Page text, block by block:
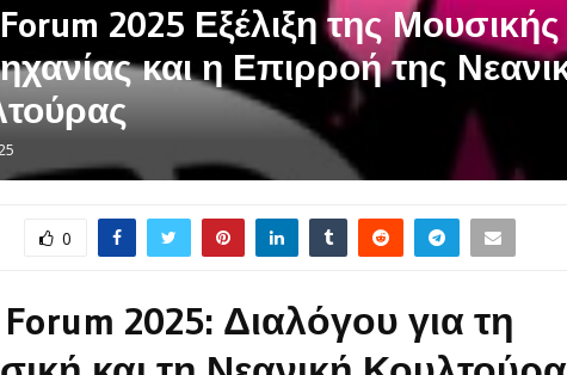
2025 Εξέλιξη της Μουσικής
και η Επιρροή της
0
Forum 2025: Διαλόγου για τη